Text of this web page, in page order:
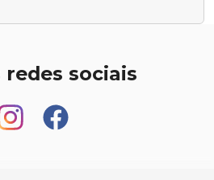
redes sociais